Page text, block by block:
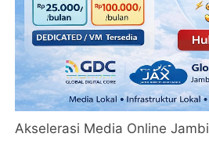
Akselerasi Media Online Jambi